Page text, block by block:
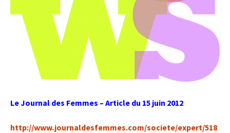
Le Journal des Femmes – Article du 15 juin 2012
http://www.journaldesfemmes.com/societe/expert/518